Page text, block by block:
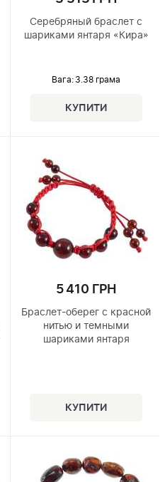
Серебряный браслет с
шариками янтаря «Кира»
Вага: 3.38 грама
5 410 ГРН
Браслет-оберег с красной
нитью и темными
шариками янтаря